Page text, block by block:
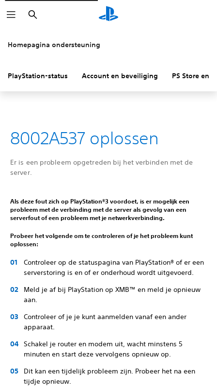
Zoeken
Homepagina ondersteuning
PlayStation-status Account en beveiliging PS Store en
8002A537 oplossen
Er is een probleem opgetreden bij het verbinden met de
server.
Als deze fout zich op PlayStation®3 voordoet, is er mogelijk een
probleem met de verbinding met de server als gevolg van een
serverfout of een probleem met je netwerkverbinding.
Probeer het volgende om te controleren of je het probleem kunt
oplossen:
Controleer op de statuspagina van PlayStation® of er een
serverstoring is en of er onderhoud wordt uitgevoerd.
Meld je af bij PlayStation op XMB™ en meld je opnieuw
aan.
Controleer of je je kunt aanmelden vanaf een ander
apparaat.
Schakel je router en modem uit, wacht minstens 5
minuten en start deze vervolgens opnieuw op.
Dit kan een tijdelijk probleem zijn. Probeer het na een
tijdje opnieuw.